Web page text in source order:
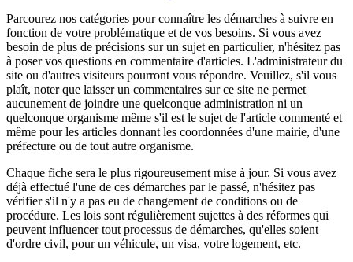
Parcourez nos catégories pour connaître les démarches à suivre en
fonction de votre problématique et de vos besoins. Si vous avez
besoin de plus de précisions sur un sujet en particulier, n'hésitez pas
à poser vos questions en commentaire d'articles. L'administrateur du
site ou d'autres visiteurs pourront vous répondre. Veuillez, s'il vous
plaît, noter que laisser un commentaires sur ce site ne permet
aucunement de joindre une quelconque administration ni un
quelconque organisme même s'il est le sujet de l'article commenté et
même pour les articles donnant les coordonnées d'une mairie, d'une
préfecture ou de tout autre organisme.
Chaque fiche sera le plus rigoureusement mise à jour. Si vous avez
déjà effectué l'une de ces démarches par le passé, n'hésitez pas
vérifier s'il n'y a pas eu de changement de conditions ou de
procédure. Les lois sont régulièrement sujettes à des réformes qui
peuvent influencer tout processus de démarches, qu'elles soient
d'ordre civil, pour un véhicule, un visa, votre logement, etc.